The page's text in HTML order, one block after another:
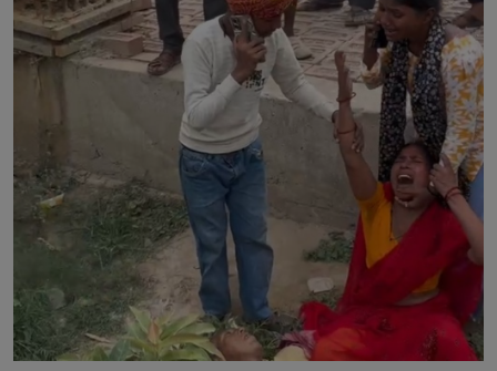
टेक्नोलॉजी
वर्ल्ड
राशिफल
करियर
Poll
Gallery